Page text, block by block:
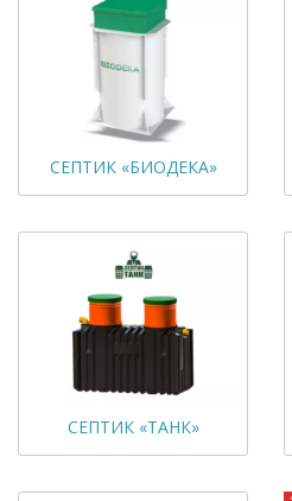
СЕПТИК «БИОДЕКА»
СЕПТИК «ТАНК»